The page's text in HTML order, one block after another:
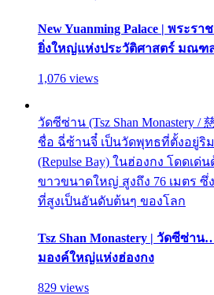
New Yuanming Palace | พระร
ยิ่งใหญ่แห่งประวัติศาสตร์ มณฑ
1,076 views
วัดซีซ่าน (Tsz Shan Monastery
ชื่อ ฉี่ซ้านจี๋ เป็นวัดพุทธที่ตั้งอยู่ริ
(Repulse Bay) ในฮ่องกง โดดเ
ขาวขนาดใหญ่ สูงถึง 76 เมตร ซึ่
ที่สูงเป็นอันดับต้นๆ ของโลก
Tsz Shan Monastery | วัดซีซ่า
มองค์ใหญ่แห่งฮ่องกง
829 views